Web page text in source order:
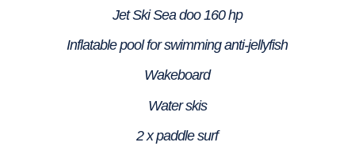
Jet Ski Sea doo 160 hp
Inflatable pool for swimming anti-jellyfish
Wakeboard
Water skis
2 x paddle surf